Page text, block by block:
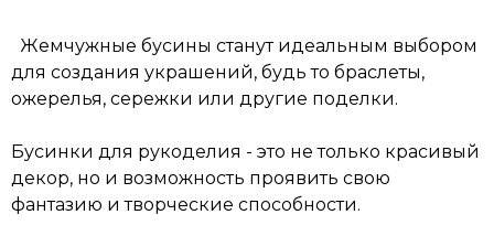
Жемчужные бусины станут идеальным выбором
для создания украшений, будь то браслеты,
ожерелья, сережки или другие поделки.
Бусинки для рукоделия - это не только красивый
декор, но и возможность проявить свою
фантазию и творческие способности.